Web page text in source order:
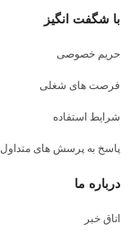
با شگفت انگیز
حریم خصوصی
فرصت های شغلی
شرایط استفاده
پاسخ به پرسش های متداول
درباره ما
اتاق خبر